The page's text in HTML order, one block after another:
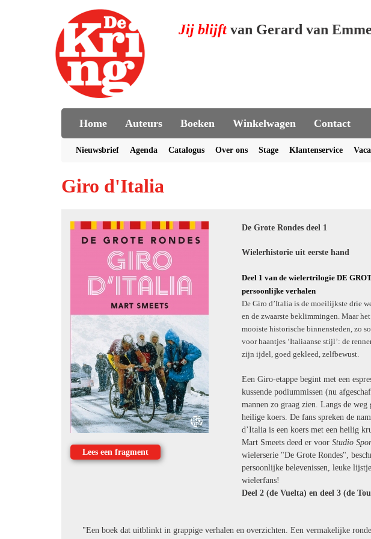
Jij blijftvan Gerard van
Home Auteurs Boeken Winkelwagen Contact
Nieuwsbrief Agenda Catalogus Over ons Stage Klantenservice
Giro d'Italia
Lees een fragment
De Grote Rondes deel 1
Wielerhistorie uit eerste hand
Deel 1 van de wielertrilogie DE
persoonlijke verhalen
De Giro d’Italia is de moeilijkste drie
en de zwaarste beklimmingen. Maar
mooiste historische binnensteden, zo
voor haantjes ‘Italiaanse stijl’: de
zijn ijdel, goed gekleed, zelfbewust.
Een Giro-etappe begint met een
kussende podiummissen (nu
mannen zo graag zien. Langs de weg
heilige koers. De fans spreken de
d’Italia is een koers met een heilig
Mart Smeets deed er voor Studio
wielerserie "De Grote Rondes",
persoonlijke belevenissen, leuke
wielerfans!
Deel 2 (de Vuelta) en deel 3 (de
"Een boek dat uitblinkt in grappige verhalen en overzichten. Een vermakelijke